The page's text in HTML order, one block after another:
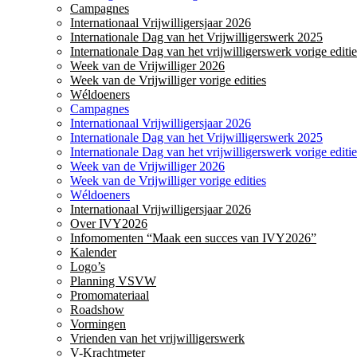
Campagnes
Internationaal Vrijwilligersjaar 2026
Internationale Dag van het Vrijwilligerswerk 2025
Internationale Dag van het vrijwilligerswerk vorige
Week van de Vrijwilliger 2026
Week van de Vrijwilliger vorige edities
Wéldoeners
Campagnes
Internationaal Vrijwilligersjaar 2026
Internationale Dag van het Vrijwilligerswerk 2025
Internationale Dag van het vrijwilligerswerk vorige
Week van de Vrijwilliger 2026
Week van de Vrijwilliger vorige edities
Wéldoeners
Internationaal Vrijwilligersjaar 2026
Over IVY2026
Infomomenten “Maak een succes van IVY2026”
Kalender
Logo’s
Planning VSVW
Promomateriaal
Roadshow
Vormingen
Vrienden van het vrijwilligerswerk
V-Krachtmeter